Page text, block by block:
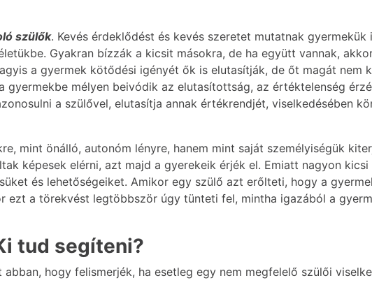
szülők. Kevés érdeklődést és kevés szeretet mutatnak gyermekük
Gyakran bízzák a kicsit másokra, de ha együtt vannak,
a gyermek kötődési igényét ők is elutasítják, de őt magát nem
gyermekbe mélyen beivódik az elutasítottság, az értéktelenség
a szülővel, elutasítja annak értékrendjét, viselkedésében
mint önálló, autonóm lényre, hanem mint saját személyiségük
képesek elérni, azt majd a gyerekeik érjék el. Emiatt nagyon kicsi
és lehetőségeiket. Amikor egy szülő azt erőlteti, hogy a
ezt a törekvést legtöbbször úgy tünteti fel, mintha igazából a
tud segíteni?
hogy felismerjék, ha esetleg egy nem megfelelő szülői